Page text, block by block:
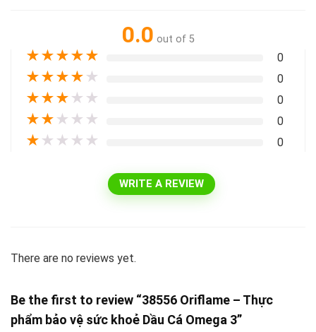
0.0 out of 5
★★★★★ 0
★★★★ ★ 0
★★★ ★ ★ 0
★★ ★ ★ ★ 0
★ ★ ★ ★ ★ 0
WRITE A REVIEW
There are no reviews yet.
Be the first to review “38556 Oriflame – Thực
phẩm bảo vệ sức khoẻ Dầu Cá Omega 3”